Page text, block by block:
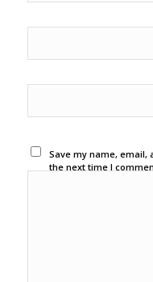
Save my name, email,
the next time I